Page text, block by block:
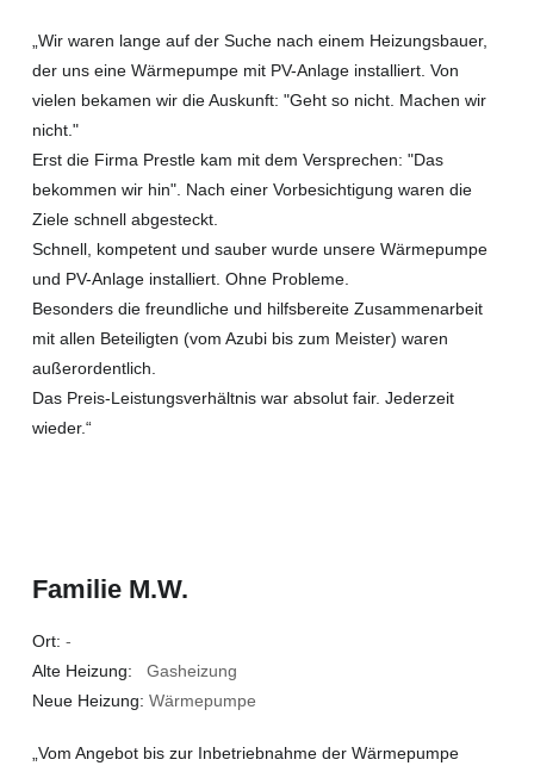
„Wir waren lange auf der Suche nach einem Heizungsbauer,
der uns eine Wärmepumpe mit PV-Anlage installiert. Von
vielen bekamen wir die Auskunft: "Geht so nicht. Machen wir
nicht."
Erst die Firma Prestle kam mit dem Versprechen: "Das
bekommen wir hin". Nach einer Vorbesichtigung waren die
Ziele schnell abgesteckt.
Schnell, kompetent und sauber wurde unsere Wärmepumpe
und PV-Anlage installiert. Ohne Probleme.
Besonders die freundliche und hilfsbereite Zusammenarbeit
mit allen Beteiligten (vom Azubi bis zum Meister) waren
außerordentlich.
Das Preis-Leistungsverhältnis war absolut fair. Jederzeit
wieder.“
Familie M.W.
Ort: -
Alte Heizung: Gasheizung
Neue Heizung: Wärmepumpe
„Vom Angebot bis zur Inbetriebnahme der Wärmepumpe